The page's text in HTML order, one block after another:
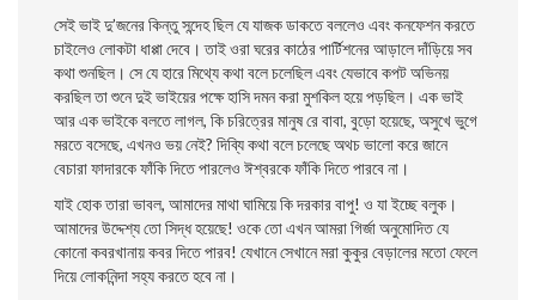
সেই ভাই দু’জনের কিন্তু সন্দেহ ছিল যে যাজক ডাকতে বললেও এবং কনফেশন করতে
চাইলেও লােকটা ধাপ্পা দেবে। তাই ওরা ঘরের কাঠের পার্টিশনের আড়ালে দাঁড়িয়ে সব
কথা শুনছিল। সে যে হারে মিথ্যে কথা বলে চলেছিল এবং যেভাবে কপট অভিনয়
করছিল তা শুনে দুই ভাইয়ের পক্ষে হাসি দমন করা মুশকিল হয়ে পড়ছিল। এক ভাই
আর এক ভাইকে বলতে লাগল, কি চরিত্রের মানুষ রে বাবা, বুড়াে হয়েছে, অসুখে ভুগে
মরতে বসেছে, এখনও ভয় নেই? দিব্যি কথা বলে চলেছে অথচ ভালাে করে জানে
বেচারা ফাদারকে ফাঁকি দিতে পারলেও ঈশ্বরকে ফাঁকি দিতে পারবে না।
যাই হােক তারা ভাবল, আমাদের মাথা ঘামিয়ে কি দরকার বাপু! ও যা ইচ্ছে বলুক।
আমাদের উদ্দেশ্য তাে সিদ্ধ হয়েছে! ওকে তাে এখন আমরা গির্জা অনুমােদিত যে
কোনাে কবরখানায় কবর দিতে পারব! যেখানে সেখানে মরা কুকুর বেড়ালের মতাে ফেলে
দিয়ে লােকনিন্দা সহ্য করতে হবে না।